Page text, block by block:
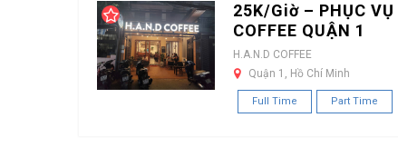
25K/Giờ – PHỤC
COFFEE QUẬN 1
H.A.N.D COFFEE
Quận 1, Hồ Chí Minh
Full Time Part Time